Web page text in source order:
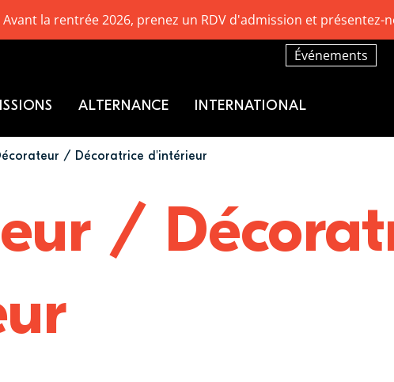
/ Décoratrice d'intérieur
/
Événements
ALTERNANCE INTERNATIONAL
Avant la rentrée 2026, prenez un RDV d'admission et